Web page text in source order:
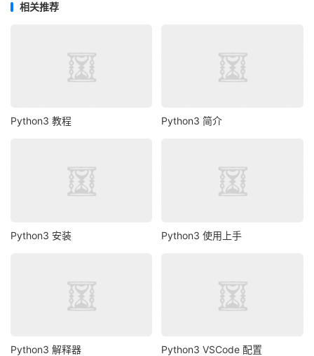
相关推荐
Python3 教程 Python3 简介
Python3 安装 Python3 使用上手
Python3 解释器 Python3 VSCode 配置